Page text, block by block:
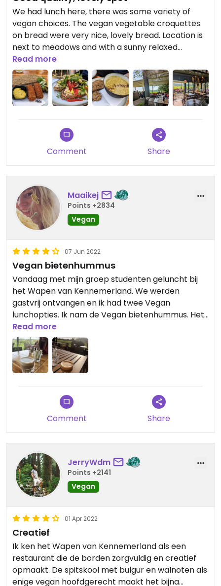
We had lunch here, there was some variety of
vegan choices. The vegan vegetable croquettes
on bread were very nice, lovely bread. Location is
next to meadows and with a sunny relaxed
terrace. A really nice spot to come back to.
Updated from previous review on 2024-05-01
Read more
Comment Share
Maaikej
Points +2834
Vegan
07 Jun 2022
Vegan bietenhummus
Vandaag met mijn groep studenten geluncht bij
het Wapen van Kennemerland. We werden
gastvrij ontvangen en ik had twee Vegan
lunchopties. Ik nam de Vegan bietenhummus. Het
was echt lekker en een fijne plek.
Read more
Comment Share
JerryWdm
Points +2141
Vegan
01 Apr 2022
Creatief
Ik ken het Wapen van Kennemerland als een
restaurant die de borden zorgvuldig en creatief
opmaakt. De spitskool met bulgur en walnoten als
enige vegan hoofdgerecht maakt het bijna